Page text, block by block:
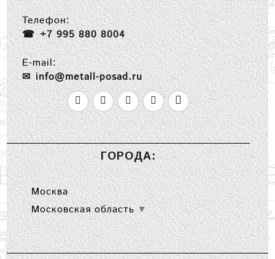
Телефон:
+7 995 880 8004
E-mail:
info@metall-posad.ru
ГОРОДА:
Москва
Московская область ▼